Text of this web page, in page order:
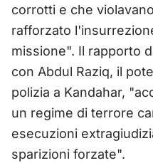
corrotti e che
rafforzato
missione". Il rapporto
con Abdul Raziq, il
polizia a Kandahar,
un regime di terrore
esecuzioni
sparizioni forzate".